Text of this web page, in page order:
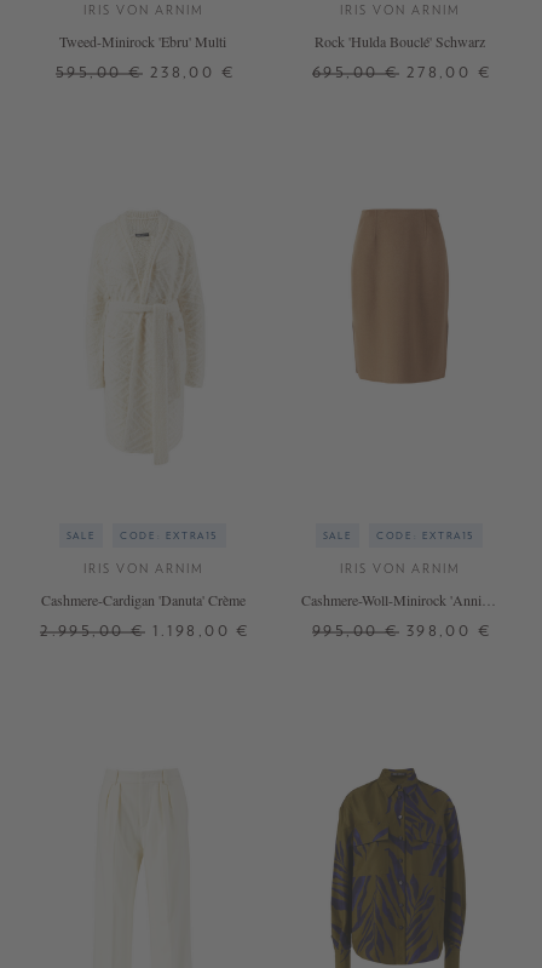
IRIS VON ARNIM
Tweed-Minirock 'Ebru' Multi
595,00 € 238,00 €
IRIS VON ARNIM
Rock 'Hulda Bouclé' Schwarz
695,00 € 278,00 €
SALE CODE: EXTRA15
IRIS VON ARNIM
Cashmere-Cardigan 'Danuta' Crème
2.995,00 € 1.198,00 €
SALE CODE: EXTRA15
IRIS VON ARNIM
Cashmere-Woll-Minirock 'Annika'
995,00 € 398,00 €